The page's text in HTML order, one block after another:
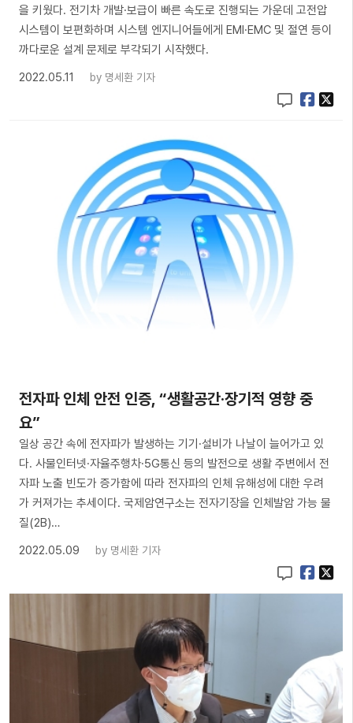
을 키웠다. 전기차 개발·보급이 빠른 속도로 진행되는 가운데 고전압
시스템이 보편화하며 시스템 엔지니어들에게 EMI·EMC 및 절연 등이
까다로운 설계 문제로 부각되기 시작했다.
2022.05.11
by 명세환 기자
전자파 인체 안전 인증, “생활공간·장기적 영향 중
요”
일상 공간 속에 전자파가 발생하는 기기·설비가 나날이 늘어가고 있
다. 사물인터넷·자율주행차·5G통신 등의 발전으로 생활 주변에서 전
자파 노출 빈도가 증가함에 따라 전자파의 인체 유해성에 대한 우려
가 커져가는 추세이다. 국제암연구소는 전자기장을 인체발암 가능 물
질(2B)…
2022.05.09
by 명세환 기자